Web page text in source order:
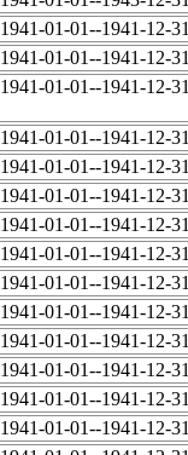
1941-01-01--1941-12-31
1941-01-01--1941-12-31
1941-01-01--1941-12-31
1941-01-01--1941-12-31
1941-01-01--1941-12-31
1941-01-01--1941-12-31
1941-01-01--1941-12-31
1941-01-01--1941-12-31
1941-01-01--1941-12-31
1941-01-01--1941-12-31
1941-01-01--1941-12-31
1941-01-01--1941-12-31
1941-01-01--1941-12-31
1941-01-01--1941-12-31